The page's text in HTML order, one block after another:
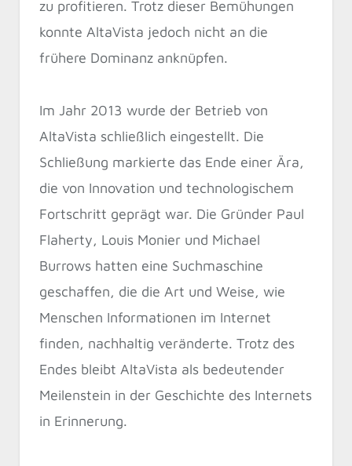
zu profitieren. Trotz dieser Bemühungen
konnte AltaVista jedoch nicht an die
frühere Dominanz anknüpfen.
Im Jahr 2013 wurde der Betrieb von
AltaVista schließlich eingestellt. Die
Schließung markierte das Ende einer Ära,
die von Innovation und technologischem
Fortschritt geprägt war. Die Gründer Paul
Flaherty, Louis Monier und Michael
Burrows hatten eine Suchmaschine
geschaffen, die die Art und Weise, wie
Menschen Informationen im Internet
finden, nachhaltig veränderte. Trotz des
Endes bleibt AltaVista als bedeutender
Meilenstein in der Geschichte des Internets
in Erinnerung.